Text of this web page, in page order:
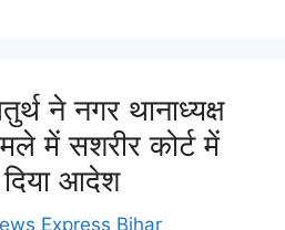
ने नगर थानाध्यक्ष
में सशरीर कोर्ट में
आदेश
Express Bihar